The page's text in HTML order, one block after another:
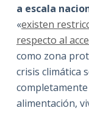
a escala
«existen
respecto al
como zona
crisis climática
alimentación,